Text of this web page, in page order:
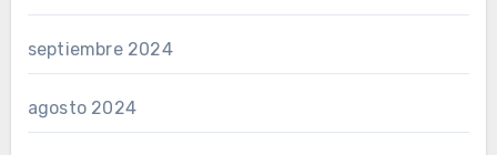
septiembre 2024
agosto 2024